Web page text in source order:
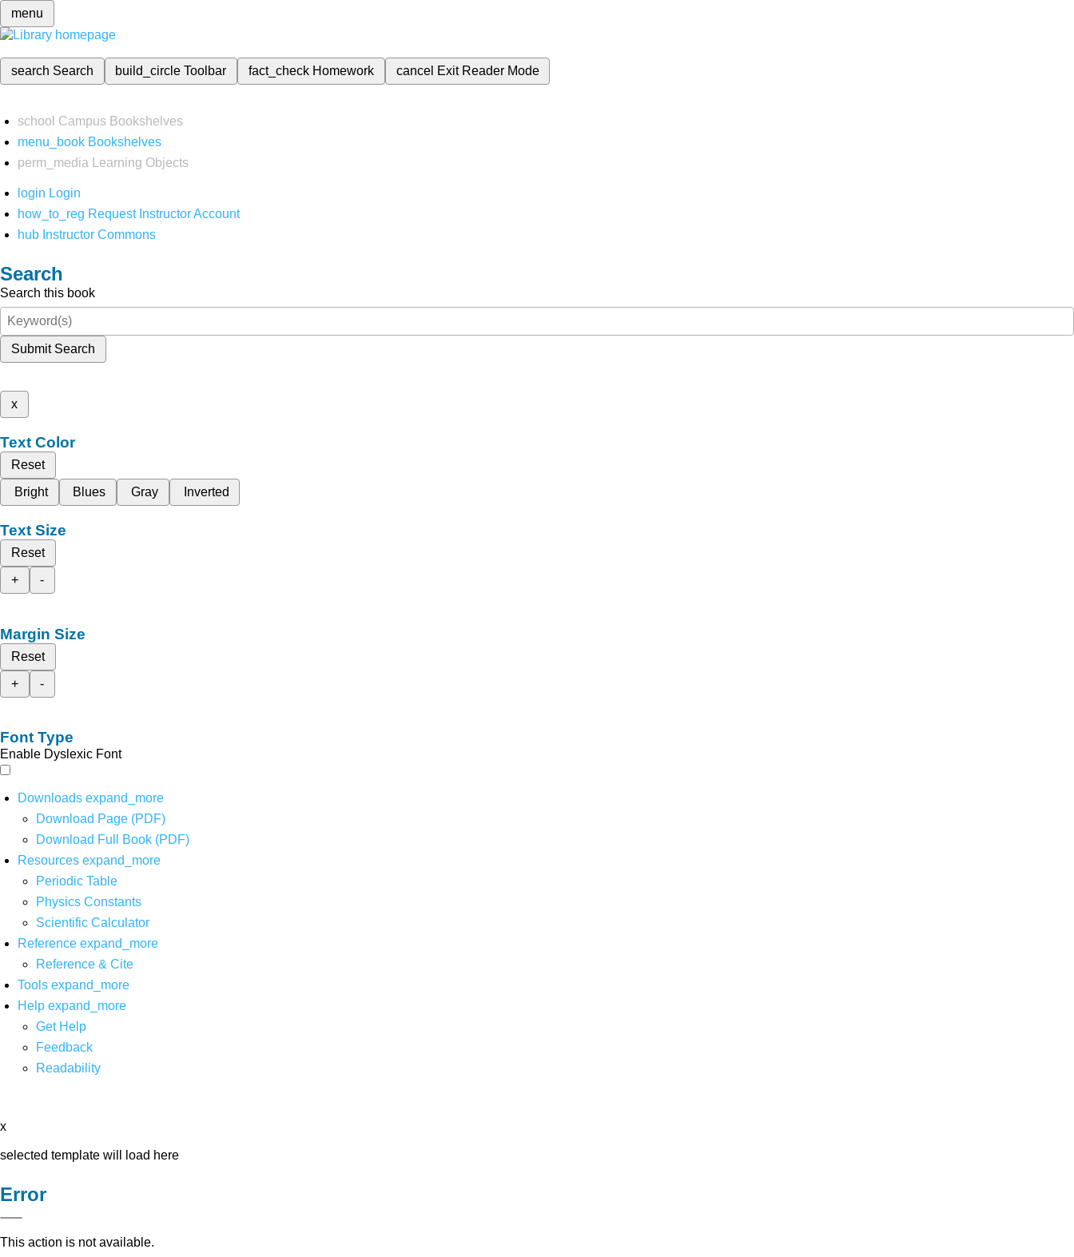
menu
search Search build_circleToolbar fact_check Homework cancel Exit Reader Mode
school Campus Bookshelves
menu_book Bookshelves
perm_media
Learning Objects
login Login
how_to_reg Request Instructor Account
hub Instructor Commons
Search
Search this book
Submit Search
x
Text Color
Reset
Bright
Blues Gray Inverted
Text Size
Reset
+
-
Margin Size
Reset
+
-
Font Type
Enable Dyslexic Font
Downloads expand_more
Download Page (PDF)
Download Full Book (PDF)
Resources expand_more
Periodic Table
Physics Constants
Scientific Calculator
Reference expand_more
Reference & Cite
Tools expand_more
Help expand_more
Get Help
Feedback
Readability
x
selected template will load here
Error
This action is not available.